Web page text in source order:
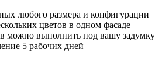
любого размера и конфигурации
цветов в одном фасаде
можно выполнить под вашу задумку
5 рабочих дней